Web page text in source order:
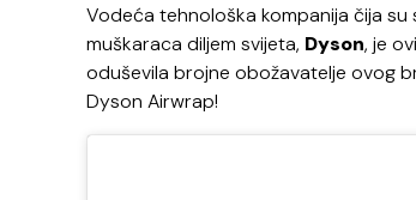
Vodeća tehnološka kompanija čija
muškaraca diljem svijeta, Dyson, je
oduševila brojne obožavatelje ovog
Dyson Airwrap!